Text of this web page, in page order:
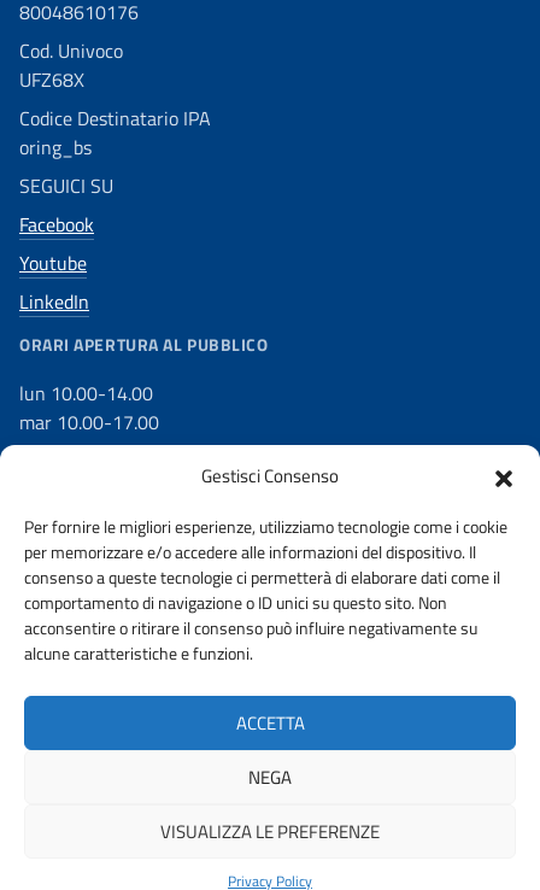
Gestisci Consenso
Per fornire le migliori esperienze, utilizziamo tecnologie come i cookie
per memorizzare e/o accedere alle informazioni del dispositivo. Il
consenso a queste tecnologie ci permetterà di elaborare dati come il
comportamento di navigazione o ID unici su questo sito. Non
acconsentire o ritirare il consenso può influire negativamente su
alcune caratteristiche e funzioni.
ACCETTA
NEGA
VISUALIZZA LE PREFERENZE
Privacy Policy
80048610176
Cod. Univoco
UFZ68X
Codice Destinatario IPA
oring_bs
SEGUICI SU
Facebook
Youtube
LinkedIn
ORARI APERTURA AL PUBBLICO
lun 10.00-14.00
mar 10.00-17.00
mer 10.00-17.00
DICHIARAZIONE DI ACCESSIBILITÀ WHISTLEBLOWING
AMMINISTRAZIONE TRASPARENTE PRIVACY POLICY
© 2026 ORDINE DEGLI INGEGNERI DELLA PROVINCIA DI BRESCIA |